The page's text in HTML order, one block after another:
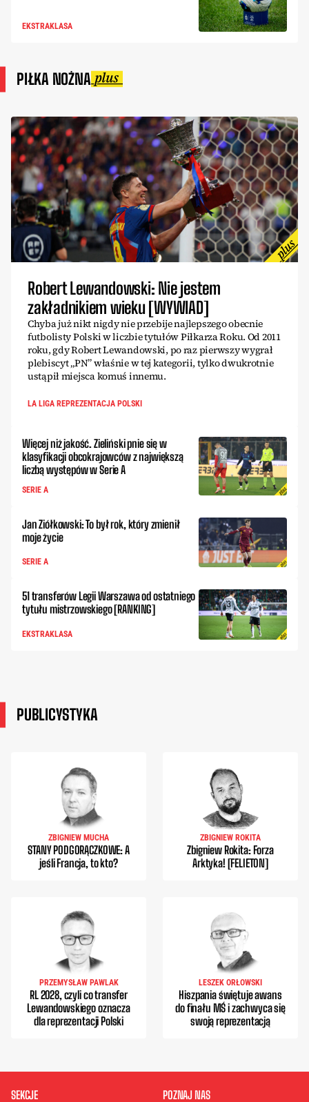
EKSTRAKLASA
PIŁKA NOŻNA
Robert Lewandowski: Nie jestem
zakładnikiem wieku [WYWIAD]
Chyba już nikt nigdy nie przebije najlepszego obecnie
futbolisty Polski w liczbie tytułów Piłkarza Roku. Od 2011
roku, gdy Robert Lewandowski, po raz pierwszy wygrał
plebiscyt „PN” właśnie w tej kategorii, tylko dwukrotnie
ustąpił miejsca komuś innemu.
LA LIGA REPREZENTACJA POLSKI
Więcej niż jakość. Zieliński pnie się w
klasyfikacji obcokrajowców z największą
liczbą występów w Serie A
SERIE A
Jan Ziółkowski: To był rok, który zmienił
moje życie
SERIE A
51 transferów Legii Warszawa od ostatniego
tytułu mistrzowskiego [RANKING]
EKSTRAKLASA
PUBLICYSTYKA
ZBIGNIEW MUCHA
STANY PODGORĄCZKOWE: A
jeśli Francja, to kto?
ZBIGNIEW ROKITA
Zbigniew Rokita: Forza
Arktyka! [FELIETON]
PRZEMYSŁAW PAWLAK
RL 2028, czyli co transfer
Lewandowskiego oznacza
dla reprezentacji Polski
LESZEK ORŁOWSKI
Hiszpania świętuje awans
do finału MŚ i zachwyca się
swoją reprezentacją
SEKCJE POZNAJ NAS